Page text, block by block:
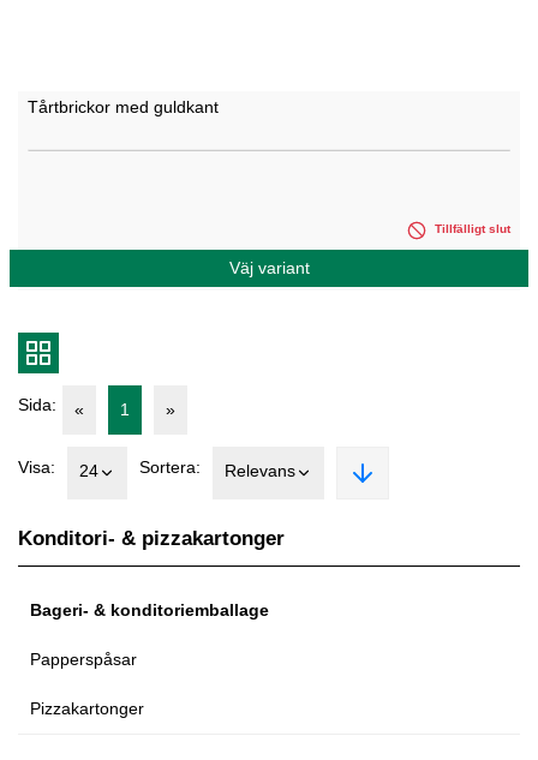
Konditori- & pizzakartonger
Bageri- & konditoriemballage
Papperspåsar
Pizzakartonger
Tårtbrickor med guldkant
Tillfälligt slut
Väj variant
Sida: « 1 »
Visa: 24 Sortera: Relevans